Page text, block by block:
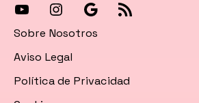
[27-
icon
icon=»fa
fa-
[27-
icon
icon=»fa
fa-
Síguenos
News
Sobre Nosotros
Aviso Legal
Política de Privacidad